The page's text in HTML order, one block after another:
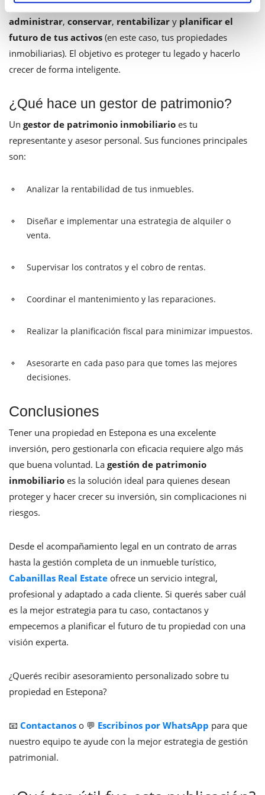
de estrategias y acciones que se llevan a cabo para
administrar, conservar, rentabilizar y planificar el
futuro de tus activos (en este caso, tus propiedades
inmobiliarias). El objetivo es proteger tu legado y hacerlo
crecer de forma inteligente.
¿Qué hace un gestor de patrimonio?
Un gestor de patrimonio inmobiliario es tu
representante y asesor personal. Sus funciones principales
son:
Analizar la rentabilidad de tus inmuebles.
Diseñar e implementar una estrategia de alquiler o
venta.
Supervisar los contratos y el cobro de rentas.
Coordinar el mantenimiento y las reparaciones.
Realizar la planificación fiscal para minimizar impuestos.
Asesorarte en cada paso para que tomes las mejores
decisiones.
Conclusiones
Tener una propiedad en Estepona es una excelente
inversión, pero gestionarla con eficacia requiere algo más
que buena voluntad. La gestión de patrimonio
inmobiliario es la solución ideal para quienes desean
proteger y hacer crecer su inversión, sin complicaciones ni
riesgos.
Desde el acompañamiento legal en un contrato de arras
hasta la gestión completa de un inmueble turístico,
Cabanillas Real Estate ofrece un servicio integral,
profesional y adaptado a cada cliente. Si querés saber cuál
es la mejor estrategia para tu caso, contactanos y
empecemos a planificar el futuro de tu propiedad con una
visión experta.
¿Querés recibir asesoramiento personalizado sobre tu
propiedad en Estepona?
📧 Contactanos o 💬 Escribinos por WhatsApp para que
nuestro equipo te ayude con la mejor estrategia de gestión
patrimonial.